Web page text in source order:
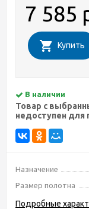
7 585
Купить
В наличии
Товар с
недоступен для
Назначение
Размер полотна
Подробные